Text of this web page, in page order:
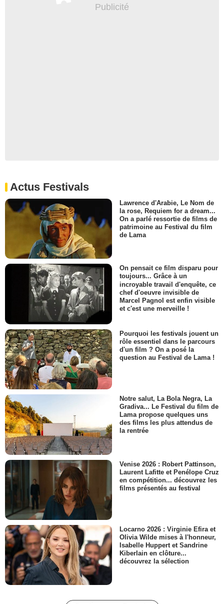
Actus Festivals
Lawrence d'Arabie, Le Nom de
la rose, Requiem for a dream...
On a parlé ressortie de films de
patrimoine au Festival du film
de Lama
On pensait ce film disparu pour
toujours... Grâce à un
incroyable travail d'enquête, ce
chef d'oeuvre invisible de
Marcel Pagnol est enfin visible
et c'est une merveille !
Pourquoi les festivals jouent un
rôle essentiel dans le parcours
d'un film ? On a posé la
question au Festival de Lama !
Notre salut, La Bola Negra, La
Gradiva... Le Festival du film de
Lama propose quelques uns
des films les plus attendus de
la rentrée
Venise 2026 : Robert Pattinson,
Laurent Lafitte et Penélope Cruz
en compétition... découvrez les
films présentés au festival
Locarno 2026 : Virginie Efira et
Olivia Wilde mises à l'honneur,
Isabelle Huppert et Sandrine
Kiberlain en clôture...
découvrez la sélection